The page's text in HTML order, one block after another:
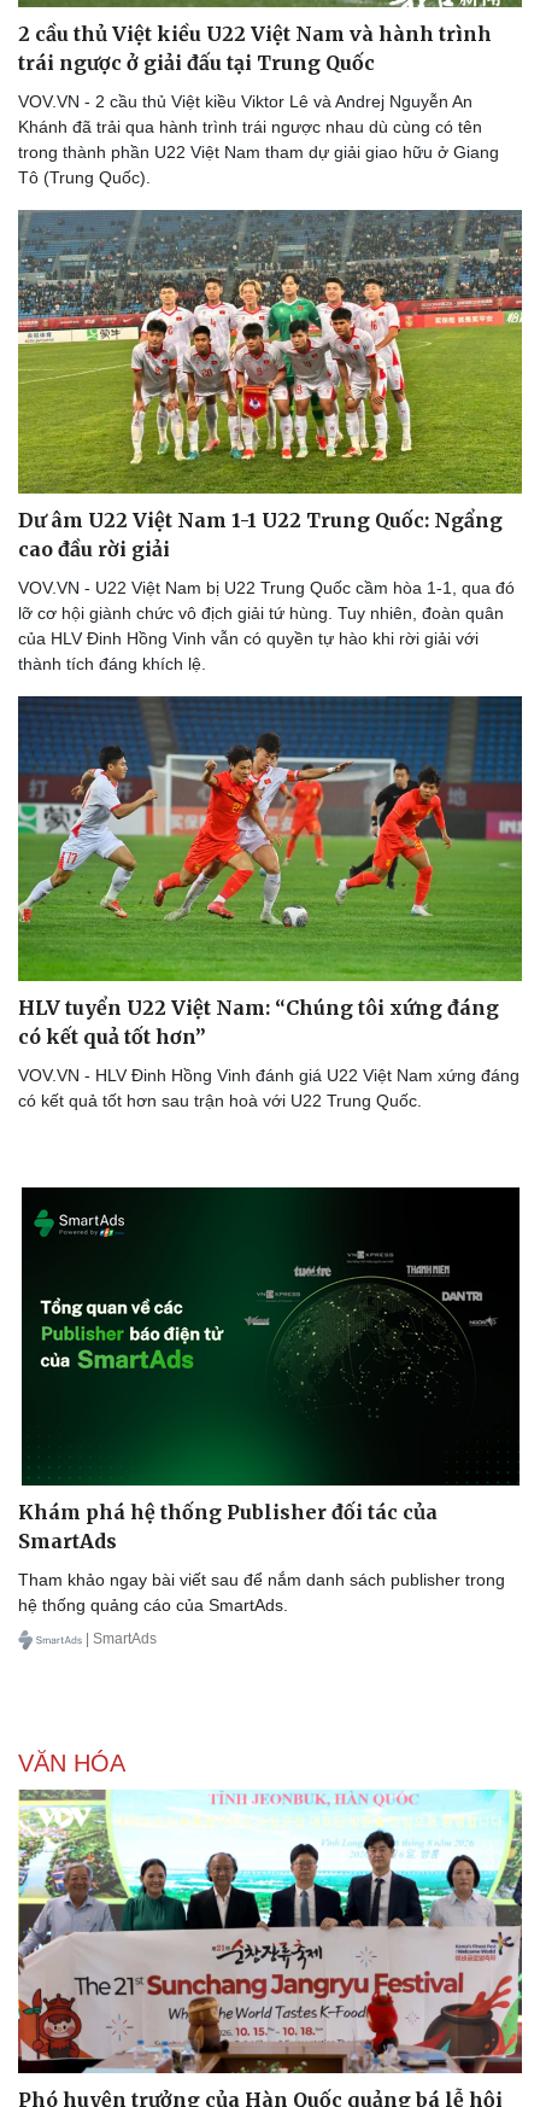
Thể thao
Bóng đá
Lịch thi đấu bóng đá
Thế giới thể thao
eSports
Hậu trường
Ô tô - Xe máy
Ô tô
Xe máy
Tư vấn
Doanh nghiệp
Thông tin doanh nghiệp
Doanh nghiệp 24h
Doanh nhân
Vì cộng đồng
Công nghệ
Sành điệu
Tin Công nghệ
Trải nghiệm
Chuyển đổi số
2 cầu thủ Việt kiều U22 Việt Nam và hành trình
trái ngược ở giải đấu tại Trung Quốc
VOV.VN - 2 cầu thủ Việt kiều Viktor Lê và Andrej Nguyễn An
Khánh đã trải qua hành trình trái ngược nhau dù cùng có tên
trong thành phần U22 Việt Nam tham dự giải giao hữu ở Giang
Tô (Trung Quốc).
Dư âm U22 Việt Nam 1-1 U22 Trung Quốc: Ngẩng
cao đầu rời giải
VOV.VN - U22 Việt Nam bị U22 Trung Quốc cầm hòa 1-1, qua đó
lỡ cơ hội giành chức vô địch giải tứ hùng. Tuy nhiên, đoàn quân
của HLV Đinh Hồng Vinh vẫn có quyền tự hào khi rời giải với
thành tích đáng khích lệ.
HLV tuyển U22 Việt Nam: “Chúng tôi xứng đáng
có kết quả tốt hơn”
VOV.VN - HLV Đinh Hồng Vinh đánh giá U22 Việt Nam xứng đáng
có kết quả tốt hơn sau trận hoà với U22 Trung Quốc.
Khám phá hệ thống Publisher đối tác của
SmartAds
Tham khảo ngay bài viết sau để nắm danh sách publisher trong
hệ thống quảng cáo của SmartAds.
| SmartAds
VĂN HÓA
Phó huyện trưởng của Hàn Quốc quảng bá lễ hội